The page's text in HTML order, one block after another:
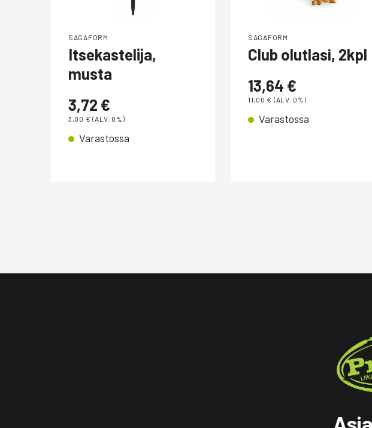
SAGAFORM
Itsekastelija,
musta
3,72 €
3,00 € (ALV. 0%)
Varastossa
SAGAFORM
Club olutlasi, 2kpl
13,64 €
11,00 € (ALV. 0%)
Varastossa